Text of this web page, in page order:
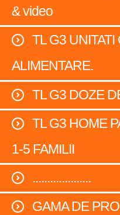
& video
TL G3
ALIMENTARE.
TL G3 DOZE
TL G3 HOME
1-5 FAMILII
....................
GAMA DE